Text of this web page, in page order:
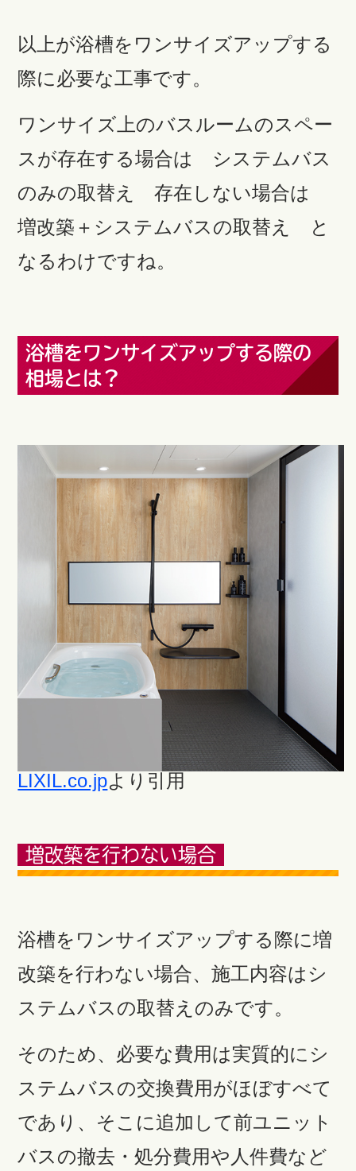
以上が浴槽をワンサイズアップする
際に必要な工事です。
ワンサイズ上のバスルームのスペー
スが存在する場合は システムバス
のみの取替え 存在しない場合は
増改築＋システムバスの取替え と
なるわけですね。
浴槽をワンサイズアップする際の
相場とは？
LIXIL.co.jpより引用
増改築を行わない場合
浴槽をワンサイズアップする際に増
改築を行わない場合、施工内容はシ
ステムバスの取替えのみです。
そのため、必要な費用は実質的にシ
ステムバスの交換費用がほぼすべて
であり、そこに追加して前ユニット
バスの撤去・処分費用や人件費など